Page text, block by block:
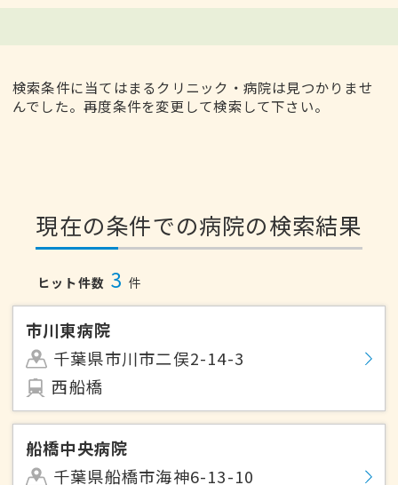
検索条件に当てはまるクリニック・病院は見つかりませ
んでした。再度条件を変更して検索して下さい。
現在の条件での病院の検索結果
ヒット件数 3 件
市川東病院
千葉県市川市二俣2-14-3
西船橋
船橋中央病院
千葉県船橋市海神6-13-10